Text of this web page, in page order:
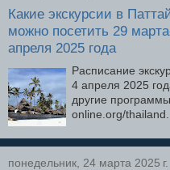
Какие экскурсии в
можно посетить 29
апреля 2025 года
Расписание
4 апреля 2025
другие
online.org/
понедельник, 24 марта 2025 г.